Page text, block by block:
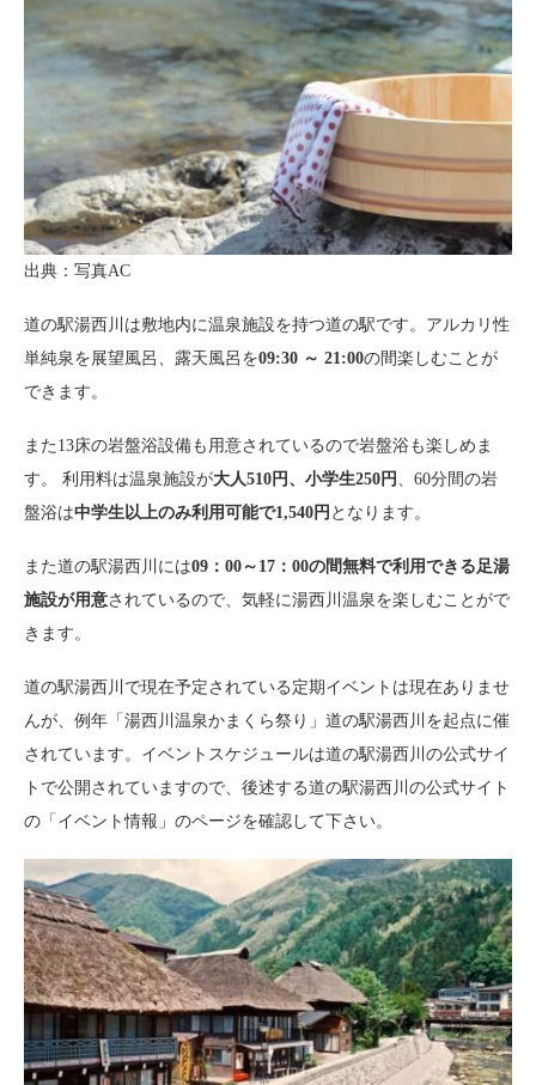
出典：写真AC
道の駅湯西川は敷地内に温泉施設を持つ道の駅です。アルカリ性
単純泉を展望風呂、露天風呂を09:30 ～ 21:00の間楽しむことが
できます。
また13床の岩盤浴設備も用意されているので岩盤浴も楽しめま
す。 利用料は温泉施設が大人510円、小学生250円
、60分間の岩
盤浴は中学生以上のみ利用可能で1,540円 となります。
また道の駅湯西川には09：00～17：00の間無料で利用できる足湯
施設が用意されているので、気軽に湯西川温泉を楽しむことがで
きます。
道の駅湯西川で現在予定されている定期イベントは現在ありませ
んが、例年「湯西川温泉かまくら祭り」道の駅湯西川を起点に催
されています。イベントスケジュールは道の駅湯西川の公式サイ
トで公開されていますので、後述する道の駅湯西川の公式サイト
の「イベント情報」のページを確認して下さい。